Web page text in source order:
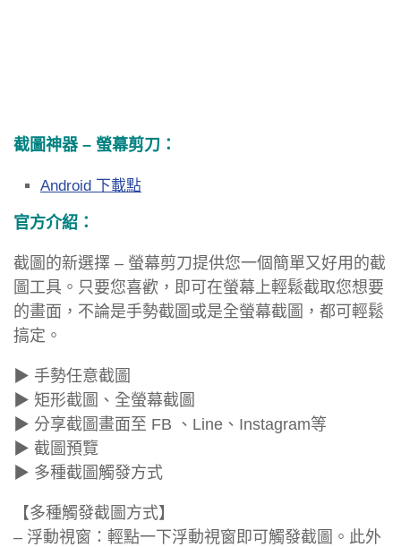
截圖神器 – 螢幕剪刀：
Android 下載點
官方介紹：
截圖的新選擇 – 螢幕剪刀提供您一個簡單又好用的截
圖工具。只要您喜歡，即可在螢幕上輕鬆截取您想要
的畫面，不論是手勢截圖或是全螢幕截圖，都可輕鬆
搞定。
▶ 手勢任意截圖
▶ 矩形截圖、全螢幕截圖
▶ 分享截圖畫面至 FB 、Line、Instagram等
▶ 截圖預覽
▶ 多種截圖觸發方式
【多種觸發截圖方式】
– 浮動視窗：輕點一下浮動視窗即可觸發截圖。此外